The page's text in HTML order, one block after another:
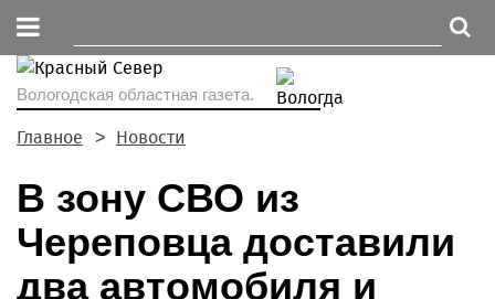
Вологодская областная газета.
Главное Новости
В зону СВО из
Череповца доставили
два автомобиля и